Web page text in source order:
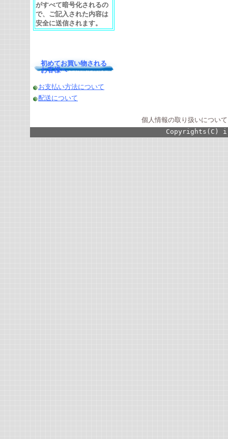
がすべて暗号化されるの
で、ご記入された内容は
安全に送信されます。
初めてお買い物される
お客様へ
お支払い方法について
配送について
個人情報の取り扱いについて
Copyrights(C)